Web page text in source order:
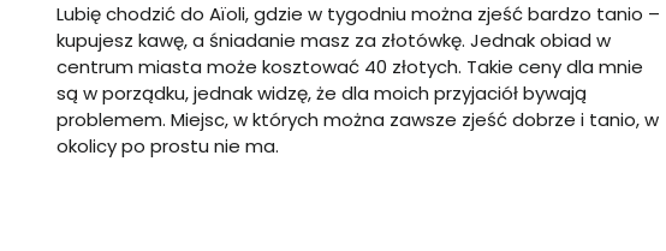
Lubię chodzić do Aïoli, gdzie w tygodniu można zjeść bardzo tanio –
kupujesz kawę, a śniadanie masz za złotówkę. Jednak obiad w
centrum miasta może kosztować 40 złotych. Takie ceny dla mnie
są w porządku, jednak widzę, że dla moich przyjaciół bywają
problemem. Miejsc, w których można zawsze zjeść dobrze i tanio, w
okolicy po prostu nie ma.